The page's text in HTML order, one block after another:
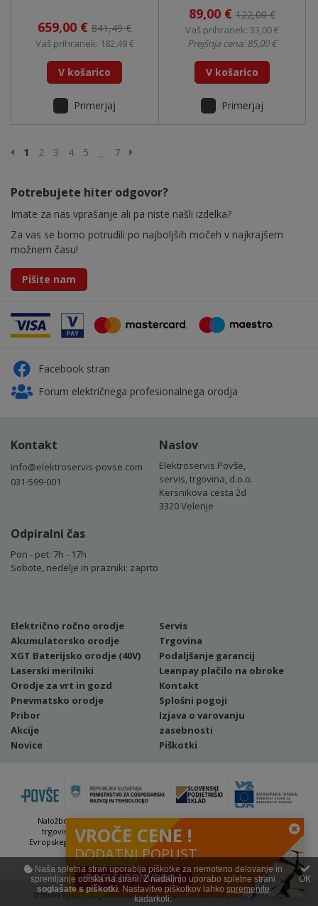
659,00 €841,49 €
Vaš prihranek: 182,49 €
V košarico
Primerjaj
89,00 € 122,00 €
Vaš prihranek: 33,00 €
Prejšnja cena: 85,00 €
V košarico
Primerjaj
Prejšnja stran
1 2 3 4 5 ... 7 Naslednja stran
Potrebujete hiter odgovor?
Imate za nas vprašanje ali pa niste našli izdelka?
Za vas se bomo potrudili po najboljših močeh v najkrajšem
možnem času!
Pišite nam
Facebook stran
Forum električnega profesionalnega orodja
Kontakt
info@elektroservis-povse.com
031-599-001
Naslov
Elektroservis Povše,
servis, trgovina, d.o.o.
Kersnikova cesta 2d
3320 Velenje
Odpiralni čas
Pon - pet: 7h - 17h
Sobote, nedelje in prazniki: zaprto
Električno ročno orodje
Akumulatorsko orodje
XGT Baterijsko orodje (40V)
Laserski merilniki
Orodje za vrt in gozd
Pnevmatsko orodje
Pribor
Akcije
Novice
Servis
Trgovina
Podaljšanje garancij
Leanpay plačilo na obroke
Kontakt
Splošni pogoji
Izjava o varovanju
zasebnosti
Piškotki
Naložbo (Vavčer za digitalni marketing - spletna stran ter spletna
trgovina) sofinancirata Republika Slovenija in Evropska unija iz
Evropskega sklada za regionalni razvoj. Sofinanciranje se je pridobilo
preko Vavčerja za digitalni marketing.
Izdelava spletnih trgovin4WEB d.o.o. | © 2019-2026. Vse pravice pridržane.
VROČE CENE !
DODATNI POPUST
POGLEJ PONUDBO !
Naša spletna stran uporablja piškotke za nemoteno delovanje in
spremljanje obiska na strani. Z nadaljnjo uporabo spletne strani
soglašate s piškotki. Nastavitve piškotkov lahko spremenite
kadarkoli.
OK